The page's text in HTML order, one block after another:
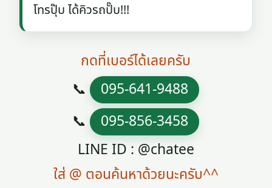
โทรปุ๊บ ได้คิวรถปั๊บ!!!
กดที่เบอร์ได้เลยครับ
📞 095-641-9488
📞 095-856-3458
LINE ID : @chatee
ใส่ @ ตอนค้นหาด้วยนะครับ^^